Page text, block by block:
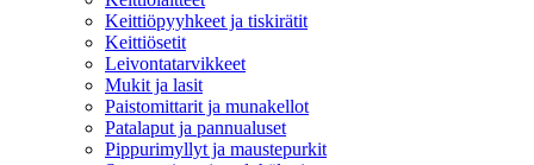
Keittiöpyyhkeet ja tiskirätit
Keittiösetit
Leivontatarvikkeet
Mukit ja lasit
Paistomittarit ja munakellot
Patalaput ja pannualuset
Pippurimyllyt ja maustepurkit